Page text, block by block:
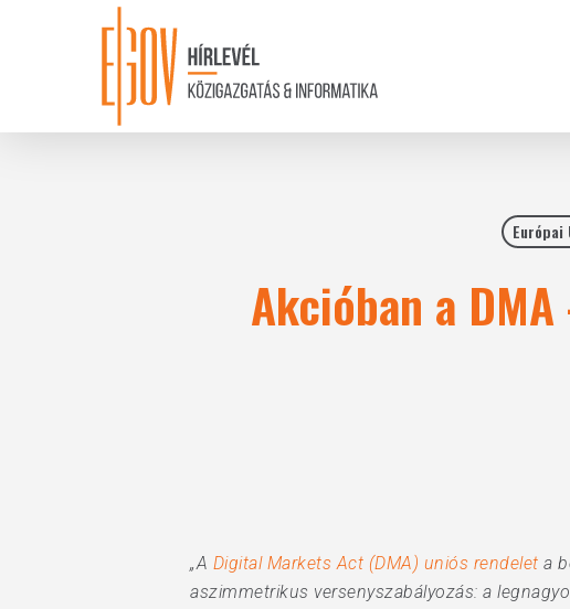
Európai
Akcióban a
„A Digital Markets Act (DMA) uniós rendelet a
aszimmetrikus versenyszabályozás: a